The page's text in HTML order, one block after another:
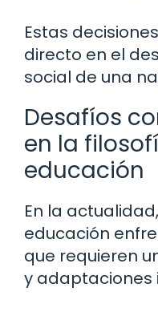
Estas
directo en el
social de una
Desafíos
en la
educación
En la
educación
que requieren
y adaptaciones